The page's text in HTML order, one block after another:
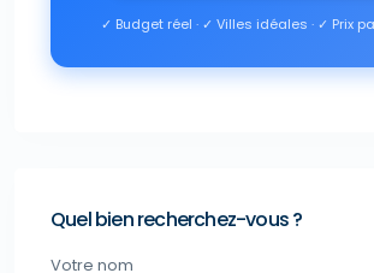
✓ Budget réel · ✓ Villes idéales · ✓ Prix
Quel bien recherchez-vous ?
Votre nom